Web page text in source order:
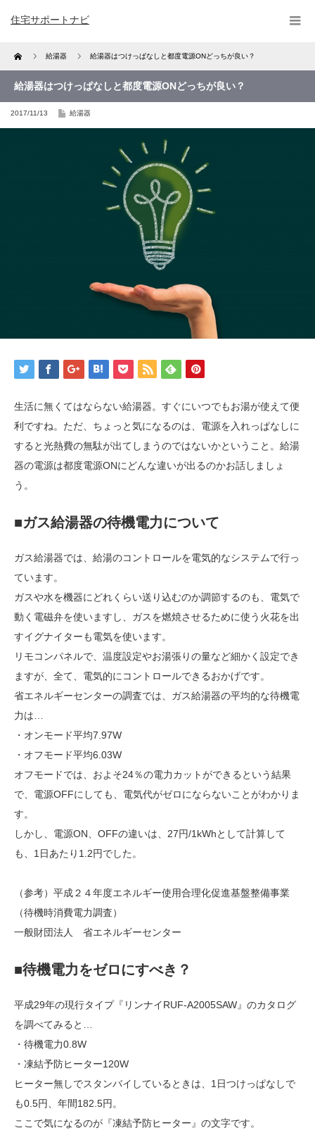
住宅サポートナビ
Home 給湯器 給湯器はつけっぱなしと都度電源ONどっちが良い？
給湯器はつけっぱなしと都度電源ONどっちが良い？
2017/11/13 給湯器
生活に無くてはならない給湯器。すぐにいつでもお湯が使えて便
利ですね。ただ、ちょっと気になるのは、電源を入れっぱなしに
すると光熱費の無駄が出てしまうのではないかということ。給湯
器の電源は都度電源ONにどんな違いが出るのかお話しましょ
う。
■ガス給湯器の待機電力について
ガス給湯器では、給湯のコントロールを電気的なシステムで行っ
ています。
ガスや水を機器にどれくらい送り込むのか調節するのも、電気で
動く電磁弁を使いますし、ガスを燃焼させるために使う火花を出
すイグナイターも電気を使います。
リモコンパネルで、温度設定やお湯張りの量など細かく設定でき
ますが、全て、電気的にコントロールできるおかげです。
省エネルギーセンターの調査では、ガス給湯器の平均的な待機電
力は…
・オンモード平均7.97W
・オフモード平均6.03W
オフモードでは、およそ24％の電力カットができるという結果
で、電源OFFにしても、電気代がゼロにならないことがわかりま
す。
しかし、電源ON、OFFの違いは、27円/1kWhとして計算して
も、1日あたり1.2円でした。
（参考）平成２４年度エネルギー使用合理化促進基盤整備事業
（待機時消費電力調査）
一般財団法人 省エネルギーセンター
■待機電力をゼロにすべき？
平成29年の現行タイプ『リンナイRUF-A2005SAW』のカタログ
を調べてみると…
・待機電力0.8W
・凍結予防ヒーター120W
ヒーター無しでスタンバイしているときは、1日つけっぱなしで
も0.5円、年間182.5円。
ここで気になるのが『凍結予防ヒーター』の文字です。